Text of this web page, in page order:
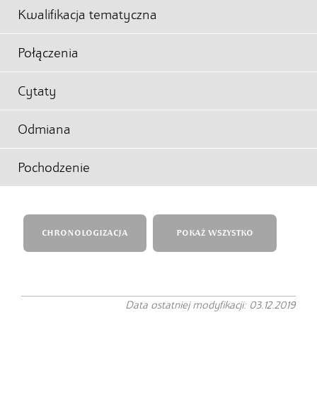
Kwalifikacja tematyczna
Połączenia
Cytaty
Odmiana
Pochodzenie
CHRONOLOGIZACJA POKAŻ WSZYSTKO
Data ostatniej modyfikacji: 03.12.2019